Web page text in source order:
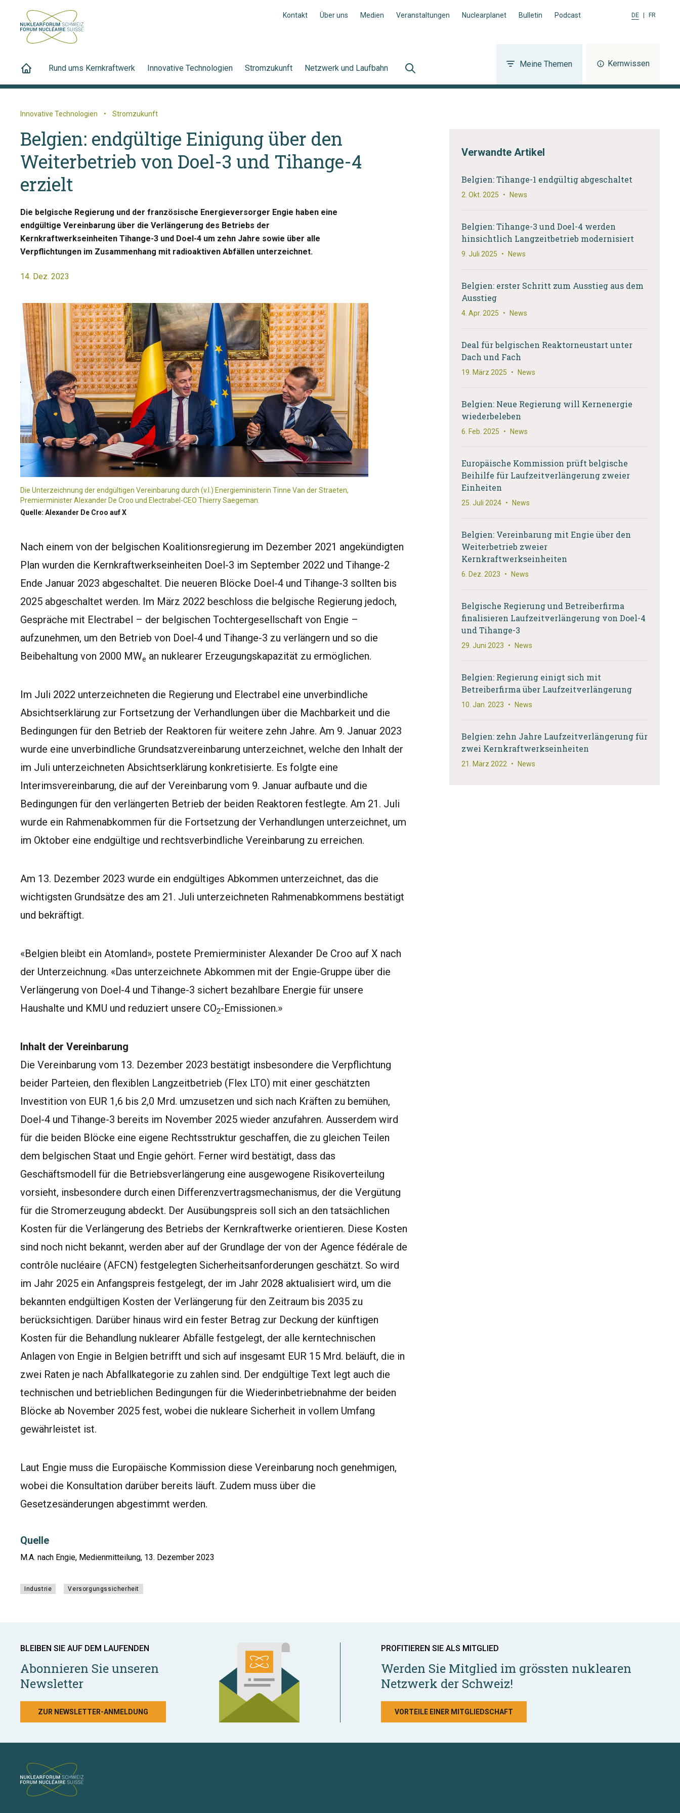
Kontakt Über uns Medien Veranstaltungen Nuclearplanet Bulletin Podcast DE FR
Rund ums Kernkraftwerk Innovative Technologien Stromzukunft Netzwerk und Laufbahn Meine Themen Kernwissen
Innovative Technologien • Stromzukunft
Belgien: endgültige Einigung über den
Weiterbetrieb von Doel-3 und Tihange-4
erzielt
Die belgische Regierung und der französische Energieversorger Engie haben eine
endgültige Vereinbarung über die Verlängerung des Betriebs der
Kernkraftwerkseinheiten Tihange-3 und Doel-4 um zehn Jahre sowie über alle
Verpflichtungen im Zusammenhang mit radioaktiven Abfällen unterzeichnet.
14. Dez. 2023
Die Unterzeichnung der endgültigen Vereinbarung durch (v.l.) Energieministerin Tinne Van der Straeten,
Premierminister Alexander De Croo und Electrabel-CEO Thierry Saegeman.
Quelle: Alexander De Croo auf X
Nach einem von der belgischen Koalitionsregierung im Dezember 2021 angekündigten
Plan wurden die Kernkraftwerkseinheiten Doel-3 im September 2022 und Tihange-2
Ende Januar 2023 abgeschaltet. Die neueren Blöcke Doel-4 und Tihange-3 sollten bis
2025 abgeschaltet werden. Im März 2022 beschloss die belgische Regierung jedoch,
Gespräche mit Electrabel – der belgischen Tochtergesellschaft von Engie –
aufzunehmen, um den Betrieb von Doel-4 und Tihange-3 zu verlängern und so die
Beibehaltung von 2000 MWe an nuklearer Erzeugungskapazität zu ermöglichen.
Im Juli 2022 unterzeichneten die Regierung und Electrabel eine unverbindliche
Absichtserklärung zur Fortsetzung der Verhandlungen über die Machbarkeit und die
Bedingungen für den Betrieb der Reaktoren für weitere zehn Jahre. Am 9. Januar 2023
wurde eine unverbindliche Grundsatzvereinbarung unterzeichnet, welche den Inhalt der
im Juli unterzeichneten Absichtserklärung konkretisierte. Es folgte eine
Interimsvereinbarung, die auf der Vereinbarung vom 9. Januar aufbaute und die
Bedingungen für den verlängerten Betrieb der beiden Reaktoren festlegte. Am 21. Juli
wurde ein Rahmenabkommen für die Fortsetzung der Verhandlungen unterzeichnet, um
im Oktober eine endgültige und rechtsverbindliche Vereinbarung zu erreichen.
Am 13. Dezember 2023 wurde ein endgültiges Abkommen unterzeichnet, das die
wichtigsten Grundsätze des am 21. Juli unterzeichneten Rahmenabkommens bestätigt
und bekräftigt.
«Belgien bleibt ein Atomland», postete Premierminister Alexander De Croo auf X nach
der Unterzeichnung. «Das unterzeichnete Abkommen mit der Engie-Gruppe über die
Verlängerung von Doel-4 und Tihange-3 sichert bezahlbare Energie für unsere
Haushalte und KMU und reduziert unsere CO2-Emissionen.»
Inhalt der Vereinbarung
Die Vereinbarung vom 13. Dezember 2023 bestätigt insbesondere die Verpflichtung
beider Parteien, den flexiblen Langzeitbetrieb (Flex LTO) mit einer geschätzten
Investition von EUR 1,6 bis 2,0 Mrd. umzusetzen und sich nach Kräften zu bemühen,
Doel-4 und Tihange-3 bereits im November 2025 wieder anzufahren. Ausserdem wird
für die beiden Blöcke eine eigene Rechtsstruktur geschaffen, die zu gleichen Teilen
dem belgischen Staat und Engie gehört. Ferner wird bestätigt, dass das
Geschäftsmodell für die Betriebsverlängerung eine ausgewogene Risikoverteilung
vorsieht, insbesondere durch einen Differenzvertragsmechanismus, der die Vergütung
für die Stromerzeugung abdeckt. Der Ausübungspreis soll sich an den tatsächlichen
Kosten für die Verlängerung des Betriebs der Kernkraftwerke orientieren. Diese Kosten
sind noch nicht bekannt, werden aber auf der Grundlage der von der Agence fédérale de
contrôle nucléaire (AFCN) festgelegten Sicherheitsanforderungen geschätzt. So wird
im Jahr 2025 ein Anfangspreis festgelegt, der im Jahr 2028 aktualisiert wird, um die
bekannten endgültigen Kosten der Verlängerung für den Zeitraum bis 2035 zu
berücksichtigen. Darüber hinaus wird ein fester Betrag zur Deckung der künftigen
Kosten für die Behandlung nuklearer Abfälle festgelegt, der alle kerntechnischen
Anlagen von Engie in Belgien betrifft und sich auf insgesamt EUR 15 Mrd. beläuft, die in
zwei Raten je nach Abfallkategorie zu zahlen sind. Der endgültige Text legt auch die
technischen und betrieblichen Bedingungen für die Wiederinbetriebnahme der beiden
Blöcke ab November 2025 fest, wobei die nukleare Sicherheit in vollem Umfang
gewährleistet ist.
Laut Engie muss die Europäische Kommission diese Vereinbarung noch genehmigen,
wobei die Konsultation darüber bereits läuft. Zudem muss über die
Gesetzesänderungen abgestimmt werden.
Quelle
M.A. nach Engie, Medienmitteilung, 13. Dezember 2023
Industrie Versorgungssicherheit
Verwandte Artikel
Belgien: Tihange-1 endgültig abgeschaltet
2. Okt. 2025 • News
Belgien: Tihange-3 und Doel-4 werden
hinsichtlich Langzeitbetrieb modernisiert
9. Juli 2025 • News
Belgien: erster Schritt zum Ausstieg aus dem
Ausstieg
4. Apr. 2025 • News
Deal für belgischen Reaktorneustart unter
Dach und Fach
19. März 2025 • News
Belgien: Neue Regierung will Kernenergie
wiederbeleben
6. Feb. 2025 • News
Europäische Kommission prüft belgische
Beihilfe für Laufzeitverlängerung zweier
Einheiten
25. Juli 2024 • News
Belgien: Vereinbarung mit Engie über den
Weiterbetrieb zweier
Kernkraftwerkseinheiten
6. Dez. 2023 • News
Belgische Regierung und Betreiberfirma
finalisieren Laufzeitverlängerung von Doel-4
und Tihange-3
29. Juni 2023 • News
Belgien: Regierung einigt sich mit
Betreiberfirma über Laufzeitverlängerung
10. Jan. 2023 • News
Belgien: zehn Jahre Laufzeitverlängerung für
zwei Kernkraftwerkseinheiten
21. März 2022 • News
BLEIBEN SIE AUF DEM LAUFENDEN
Abonnieren Sie unseren
Newsletter
ZUR NEWSLETTER-ANMELDUNG
PROFITIEREN SIE ALS MITGLIED
Werden Sie Mitglied im grössten nuklearen
Netzwerk der Schweiz!
VORTEILE EINER MITGLIEDSCHAFT